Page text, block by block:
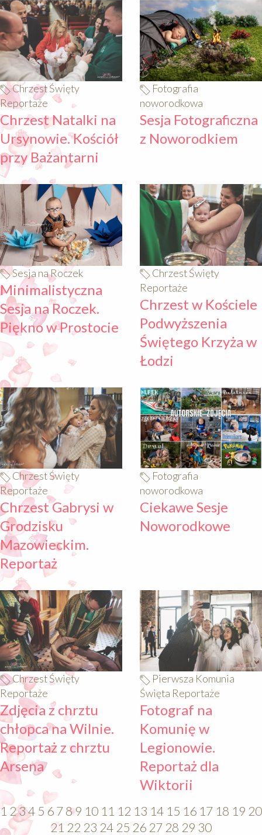
640
Chrzest Święty
Reportaże
Chrzest Natalki na
Ursynowie. Kościół
przy Bażantarni
640
Fotografia
noworodkowa
Sesja Fotograficzna
z Noworodkiem
640
Sesja na Roczek
Minimalistyczna
Sesja na Roczek.
Piękno w Prostocie
640
Chrzest Święty
Reportaże
Chrzest w Kościele
Podwyższenia
Świętego Krzyża w
Łodzi
640
Chrzest Święty
Reportaże
Chrzest Gabrysi w
Grodzisku
Mazowieckim.
Reportaż
640
Fotografia
noworodkowa
Ciekawe Sesje
Noworodkowe
640
Chrzest Święty
Reportaże
Zdjęcia z chrztu
chłopca na Wilnie.
Reportaż z chrztu
Arsena
640
Pierwsza Komunia
Święta Reportaże
Fotograf na
Komunię w
Legionowie.
Reportaż dla
Wiktorii
1 234 5 6 7 89 10 11 12 13 14 15 16 17 18 19 20
21 22 23 24 25 26 27 28 29 30